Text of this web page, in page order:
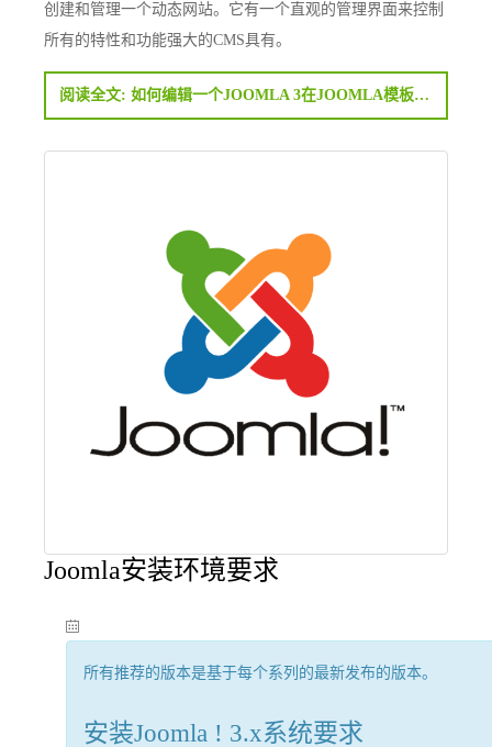
创建和管理一个动态网站。它有一个直观的管理界面来控制
所有的特性和功能强大的CMS具有。
阅读全文: 如何编辑一个JOOMLA 3在JOOMLA模板管理?
Joomla安装环境要求
所有推荐的版本是基于每个系列的最新发布的版本。
安装Joomla ! 3.x系统要求